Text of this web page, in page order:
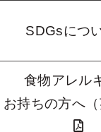
SDGsにつ
食物アレル
お持ちの方へ（